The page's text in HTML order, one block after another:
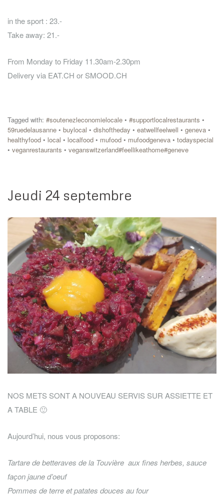
in the sport : 23.-
Take away: 21.-
From Monday to Friday 11.30am-2.30pm
Delivery via EAT.CH or SMOOD.CH
Tagged with: #soutenezleconomielocale • #supportlocalrestaurants •
59ruedelausanne • buylocal • dishoftheday • eatwellfeelwell • geneva •
healthyfood • local • localfood • mufood • mufoodgeneva • todayspecial
• veganrestaurants • veganswitzerland#feellikeathome#geneve
Jeudi 24 septembre
NOS METS SONT A NOUVEAU SERVIS SUR ASSIETTE ET
A TABLE 🙂
Aujourd’hui, nous vous proposons:
Tartare de betteraves de la Touvière aux fines herbes, sauce
façon jaune d’oeuf
Pommes de terre et patates douces au four